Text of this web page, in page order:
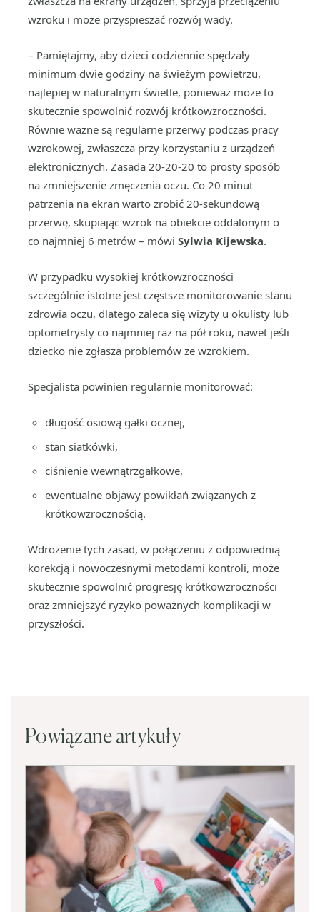
wzroku i może przyspieszać rozwój wady.
– Pamiętajmy, aby dzieci codziennie spędzały
minimum dwie godziny na świeżym powietrzu,
najlepiej w naturalnym świetle, ponieważ może to
skutecznie spowolnić rozwój krótkowzroczności.
Równie ważne są regularne przerwy podczas pracy
wzrokowej, zwłaszcza przy korzystaniu z urządzeń
elektronicznych. Zasada 20-20-20 to prosty sposób
na zmniejszenie zmęczenia oczu. Co 20 minut
patrzenia na ekran warto zrobić 20-sekundową
przerwę, skupiając wzrok na obiekcie oddalonym o
co najmniej 6 metrów – mówi Sylwia Kijewska.
W przypadku wysokiej krótkowzroczności
szczególnie istotne jest częstsze monitorowanie stanu
zdrowia oczu, dlatego zaleca się wizyty u okulisty lub
optometrysty co najmniej raz na pół roku, nawet jeśli
dziecko nie zgłasza problemów ze wzrokiem.
Specjalista powinien regularnie monitorować:
długość osiową gałki ocznej,
stan siatkówki,
ciśnienie wewnątrzgałkowe,
ewentualne objawy powikłań związanych z
krótkowzrocznością.
Wdrożenie tych zasad, w połączeniu z odpowiednią
korekcją i nowoczesnymi metodami kontroli, może
skutecznie spowolnić progresję krótkowzroczności
oraz zmniejszyć ryzyko poważnych komplikacji w
przyszłości.
Powiązane artykuły